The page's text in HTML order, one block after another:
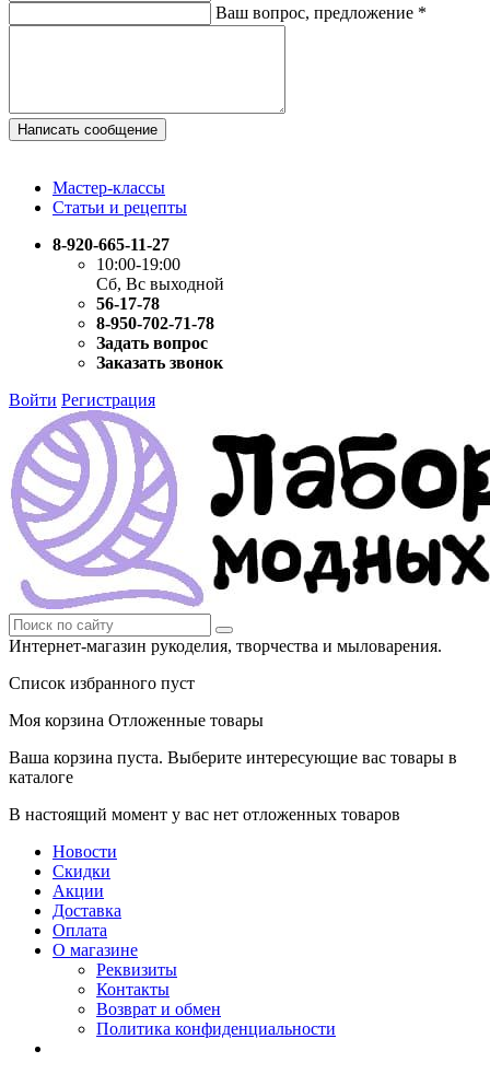
Ваш вопрос, предложение *
Написать сообщение
Мастер-классы
Статьи и рецепты
8-920-665-11-27
10:00-19:00
Сб, Вс выходной
56-17-78
8-950-702-71-78
Задать вопрос
Заказать звонок
Войти Регистрация
Интернет-магазин рукоделия, творчества и мыловарения.
Список избранного пуст
Моя корзина Отложенные товары
Ваша корзина пуста. Выберите интересующие вас товары в
каталоге
В настоящий момент у вас нет отложенных товаров
Новости
Скидки
Акции
Доставка
Оплата
О магазине
Реквизиты
Контакты
Возврат и обмен
Политика конфиденциальности